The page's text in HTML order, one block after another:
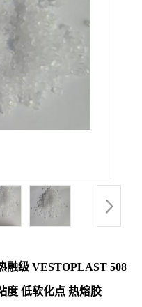
融级 VESTOPLAST 508
度 低软化点 热熔胶